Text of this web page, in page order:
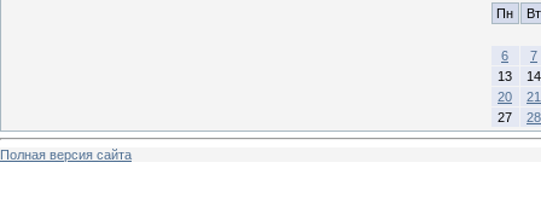
Пн
Вт
6
7
13
14
20
21
27
28
Полная версия сайта